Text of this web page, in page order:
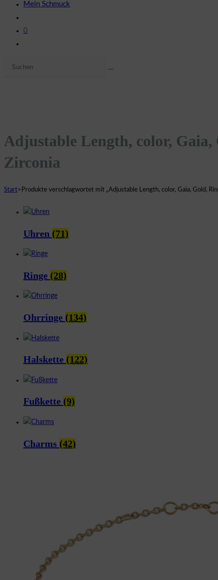
Mein Schmuck
0
umschalten
Adjustable Length, color, Gaia,
Zirconia
Start> Produkte verschlagwortet mit „Adjustable Length, color, Gaia, Gold,
Uhren (71)
Ringe (28)
Ohrringe (134)
Halskette (122)
Fußkette (9)
Charms (42)